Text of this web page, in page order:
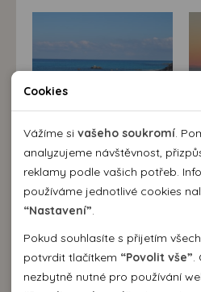
Cookies
Vážíme si vašeho soukromí .
analyzujeme návštěvnost,
reklamy podle vašich potřeb.
používáme jednotlivé cookies
“Nastavení”
Pokud souhlasíte s přijetím všech
potvrdit tlačítkem “Povolit vše”
nezbytně nutné pro používání
Nutné cookies pomáhají, aby
použitelná tak, že umožní
stránky a přístup k
Webová stránka nemůže
cookies.
Analytické cookies
Pomocí analytických cookies